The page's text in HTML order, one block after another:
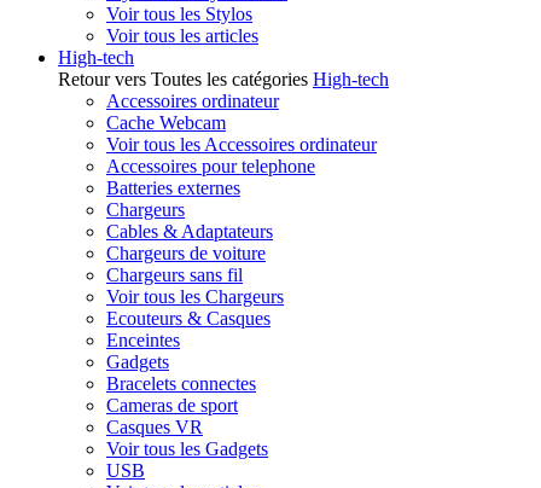
Voir tous les Stylos
Voir tous les articles
High-tech
Retour vers Toutes les catégories High-tech
Accessoires ordinateur
Cache Webcam
Voir tous les Accessoires ordinateur
Accessoires pour telephone
Batteries externes
Chargeurs
Cables & Adaptateurs
Chargeurs de voiture
Chargeurs sans fil
Voir tous les Chargeurs
Ecouteurs & Casques
Enceintes
Gadgets
Bracelets connectes
Cameras de sport
Casques VR
Voir tous les Gadgets
USB